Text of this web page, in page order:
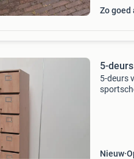
Zo goed
5-
5-deurs
Nieuw